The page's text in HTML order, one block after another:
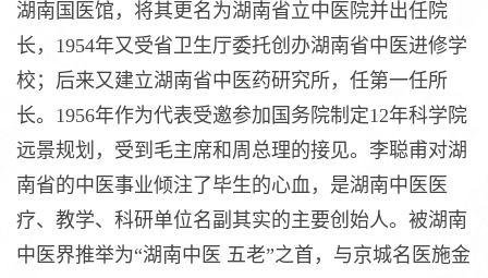
湖南国医馆，将其更名为湖南省立中医院并出任院
长，1954年又受省卫生厅委托创办湖南省中医进修学
校；后来又建立湖南省中医药研究所，任第一任所
长。1956年作为代表受邀参加国务院制定12年科学院
远景规划，受到毛主席和周总理的接见。李聪甫对湖
南省的中医事业倾注了毕生的心血，是湖南中医医
疗、教学、科研单位名副其实的主要创始人。被湖南
中医界推举为“湖南中医 五老”之首，与京城名医施金